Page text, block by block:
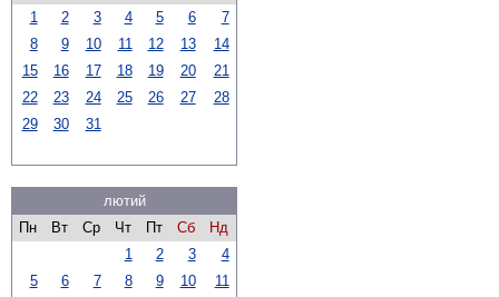
1
2 3 4 5 6
7
8
9 10 11 12 13
14
15
16 17 18 19 20
21
22
23 24 25 26 27
28
29
30 31
лютий
Пн
Вт Ср Чт Пт Сб
Нд
1
2 3
4
5
6 7 8 9 10
11